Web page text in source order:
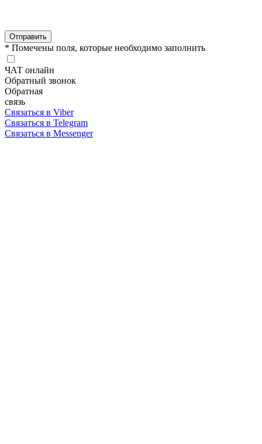
Отправить
* Помечены поля, которые необходимо заполнить
ЧАТ онлайн
Обратный звонок
Обратная
связь
Связаться в Viber
Связаться в Telegram
Связаться в Messenger